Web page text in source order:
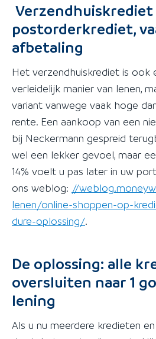
postorderkrediet,
afbetaling
Het verzendhuiskrediet is ook
verleidelijk manier van lenen,
variant vanwege vaak hoge
rente. Een aankoop van een
bij Neckermann gespreid
wel een lekker gevoel, maar
14% voelt u pas later in uw
ons weblog: //
lenen/online-shoppen-op-
dure-oplossing/.
De oplossing: alle
oversluiten naar 1
lening
Als u nu meerdere kredieten